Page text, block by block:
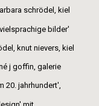
schrödel, kiel
bilder'
knut nievers, kiel
j goffin, galerie
20. jahrhundert',